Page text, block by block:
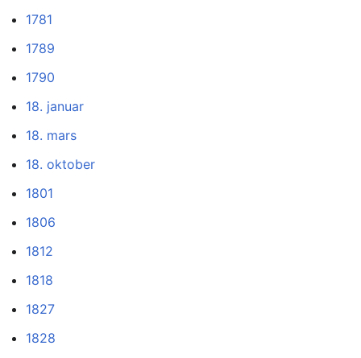
1781
1789
1790
18. januar
18. mars
18. oktober
1801
1806
1812
1818
1827
1828